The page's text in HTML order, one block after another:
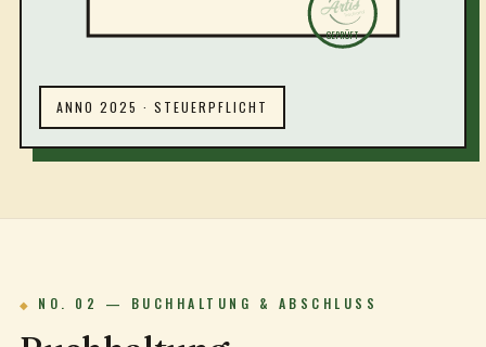
GEPRÜFT
ANNO 2025 · STEUERPFLICHT
NO. 02 — BUCHHALTUNG & ABSCHLUSS